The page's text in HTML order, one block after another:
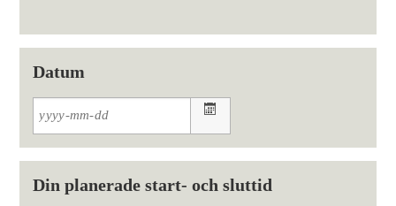
Datum
Din planerade start- och sluttid